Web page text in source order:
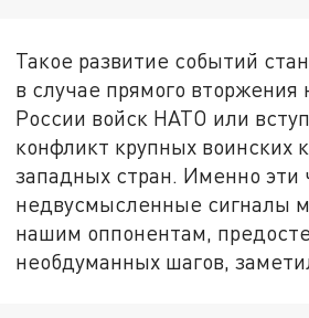
Такое развитие событий
в случае прямого вторжения
России войск НАТО или
конфликт крупных воинских
западных стран. Именно эти
недвусмысленные сигналы
нашим оппонентам,
необдуманных шагов,